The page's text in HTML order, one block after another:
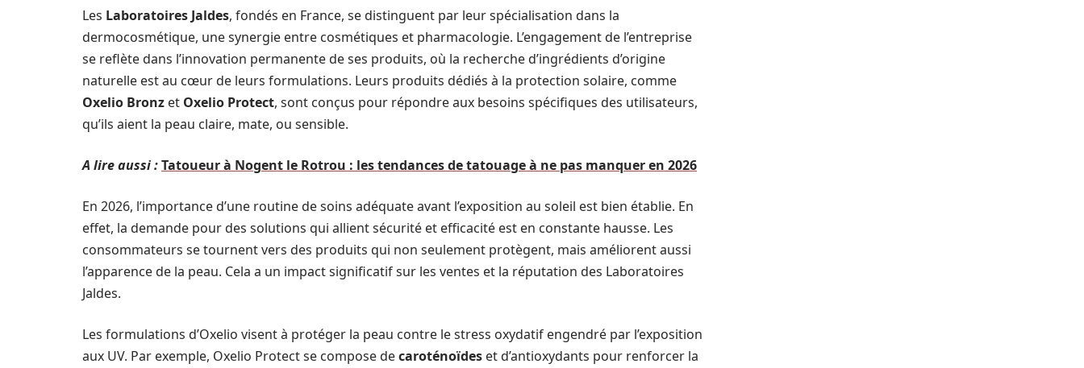
Les Laboratoires Jaldes, fondés en France, se distinguent par leur spécialisation dans la
dermocosmétique, une synergie entre cosmétiques et pharmacologie. L’engagement de l’entreprise
se reflète dans l’innovation permanente de ses produits, où la recherche d’ingrédients d’origine
naturelle est au cœur de leurs formulations. Leurs produits dédiés à la protection solaire, comme
Oxelio Bronz et Oxelio Protect, sont conçus pour répondre aux besoins spécifiques des utilisateurs,
qu’ils aient la peau claire, mate, ou sensible.
A lire aussi :Tatoueur à Nogent le Rotrou : les tendances de tatouage à ne pas manquer en 2026
En 2026, l’importance d’une routine de soins adéquate avant l’exposition au soleil est bien établie. En
effet, la demande pour des solutions qui allient sécurité et efficacité est en constante hausse. Les
consommateurs se tournent vers des produits qui non seulement protègent, mais améliorent aussi
l’apparence de la peau. Cela a un impact significatif sur les ventes et la réputation des Laboratoires
Jaldes.
Les formulations d’Oxelio visent à protéger la peau contre le stress oxydatif engendré par l’exposition
aux UV. Par exemple, Oxelio Protect se compose decaroténoïdes et d’antioxydants pour renforcer la